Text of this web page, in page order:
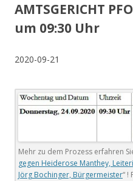
AMTSGERICHT
um 09:30 Uhr
2020-09-21
Mehr zu dem Prozess erfahren
gegen Heiderose Manthey,
Jörg Bochinger, Bürgermeister“ !